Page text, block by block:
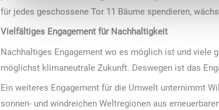
für jedes geschossene Tor 11 Bäume spendieren,
Vielfältiges Engagement für Nachhaltigkeit
Nachhaltiges Engagement wo es möglich ist und viele
möglichst klimaneutrale Zukunft. Deswegen ist das
Ein weiteres Engagement für die Umwelt unternimmt
sonnen- und windreichen Weltregionen aus